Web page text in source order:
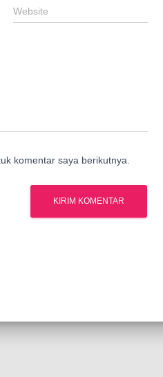
Website
komentar saya berikutnya.